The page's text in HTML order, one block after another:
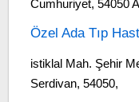
Cumhuriyet, 54050
Özel Ada Tıp
istiklal Mah. Şehir
Serdivan, 54050,